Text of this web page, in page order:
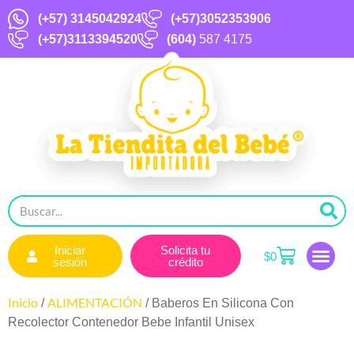
(+57) 3145042924
(+57)3052353906
(+57)3113394520
(604) 587 4175
Iniciar
sesión
Solicita tu
crédito
$0
Inicio /ALIMENTACIÓN / Baberos En Silicona Con
Recolector Contenedor Bebe Infantil Unisex